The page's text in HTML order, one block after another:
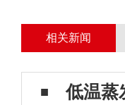
相关新闻
低温蒸